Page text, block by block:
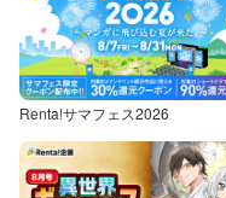
Renta!サマフェス2026